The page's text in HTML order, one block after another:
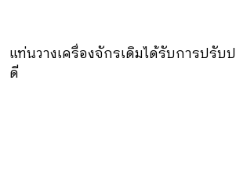
แท่นวางเครื่องจักรเดิมได้รับการปรับ
ดี